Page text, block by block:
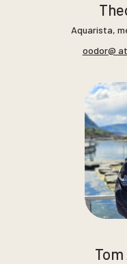
Aquarista,
oodor@